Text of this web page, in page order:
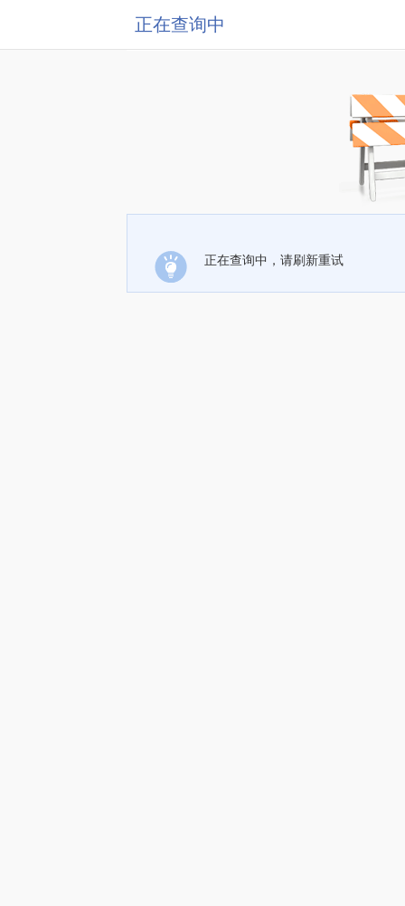
正在查询中
正在查询中，请刷新重试